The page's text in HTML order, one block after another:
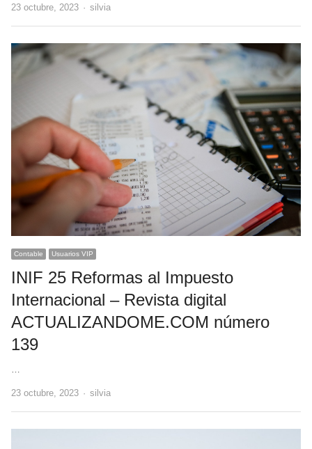
23 octubre, 2023 Author
silvia
Contable Usuarios VIP
INIF 25 Reformas al Impuesto
Internacional – Revista digital
ACTUALIZANDOME.COM número
139
…
23 octubre, 2023 Author
silvia